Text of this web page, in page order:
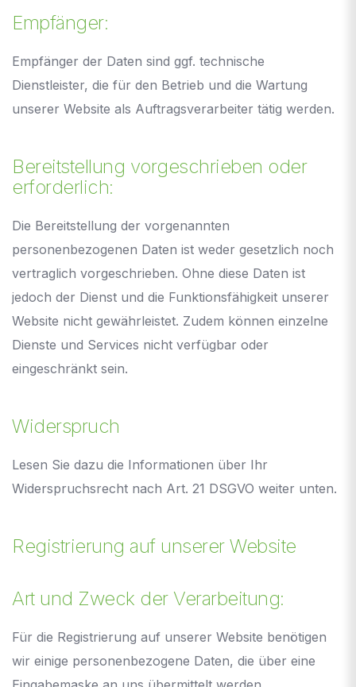
Empfänger:
Empfänger der Daten sind ggf. technische
Dienstleister, die für den Betrieb und die Wartung
unserer Website als Auftragsverarbeiter tätig werden.
Bereitstellung vorgeschrieben oder
erforderlich:
Die Bereitstellung der vorgenannten
personenbezogenen Daten ist weder gesetzlich noch
vertraglich vorgeschrieben. Ohne diese Daten ist
jedoch der Dienst und die Funktionsfähigkeit unserer
Website nicht gewährleistet. Zudem können einzelne
Dienste und Services nicht verfügbar oder
eingeschränkt sein.
Widerspruch
Lesen Sie dazu die Informationen über Ihr
Widerspruchsrecht nach Art. 21 DSGVO weiter unten.
Registrierung auf unserer Website
Art und Zweck der Verarbeitung:
Für die Registrierung auf unserer Website benötigen
wir einige personenbezogene Daten, die über eine